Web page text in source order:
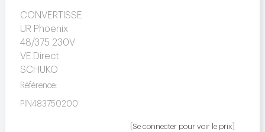
CONVERTISSE
UR Phoenix
48/375 230V
VE.Direct
SCHUKO
Référence:
PIN483750200
[Se connecter pour voir le prix]